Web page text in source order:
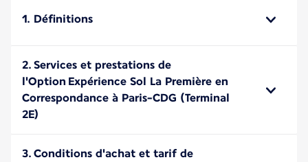
1. Définitions
2. Services et prestations de
l'Option Expérience Sol La Première en
Correspondance à Paris-CDG (Terminal
2E)
3. Conditions d'achat et tarif de